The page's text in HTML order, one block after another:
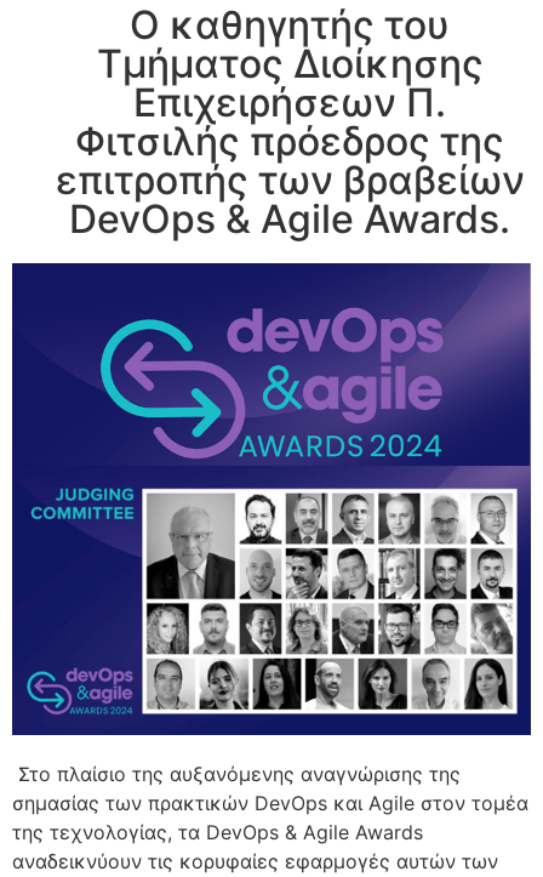
Ο καθηγητής του
Τμήματος Διοίκησης
Επιχειρήσεων Π.
Φιτσιλής πρόεδρος της
επιτροπής των βραβείων
DevOps & Agile Awards.
Στο πλαίσιο της αυξανόμενης αναγνώρισης της
σημασίας των πρακτικών DevOps και Agile στον τομέα
της τεχνολογίας, τα DevOps & Agile Awards
αναδεικνύουν τις κορυφαίες εφαρμογές αυτών των